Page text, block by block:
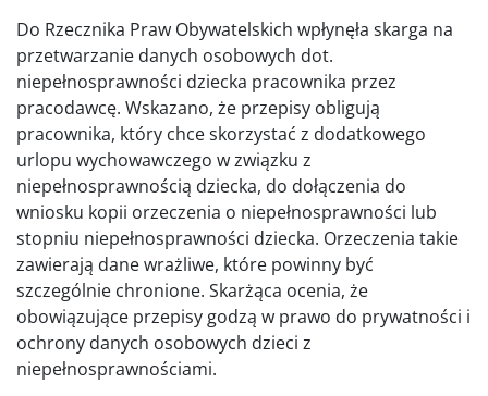
Do Rzecznika Praw Obywatelskich wpłynęła skarga na
przetwarzanie danych osobowych dot.
niepełnosprawności dziecka pracownika przez
pracodawcę. Wskazano, że przepisy obligują
pracownika, który chce skorzystać z dodatkowego
urlopu wychowawczego w związku z
niepełnosprawnością dziecka, do dołączenia do
wniosku kopii orzeczenia o niepełnosprawności lub
stopniu niepełnosprawności dziecka. Orzeczenia takie
zawierają dane wrażliwe, które powinny być
szczególnie chronione. Skarżąca ocenia, że
obowiązujące przepisy godzą w prawo do prywatności i
ochrony danych osobowych dzieci z
niepełnosprawnościami.